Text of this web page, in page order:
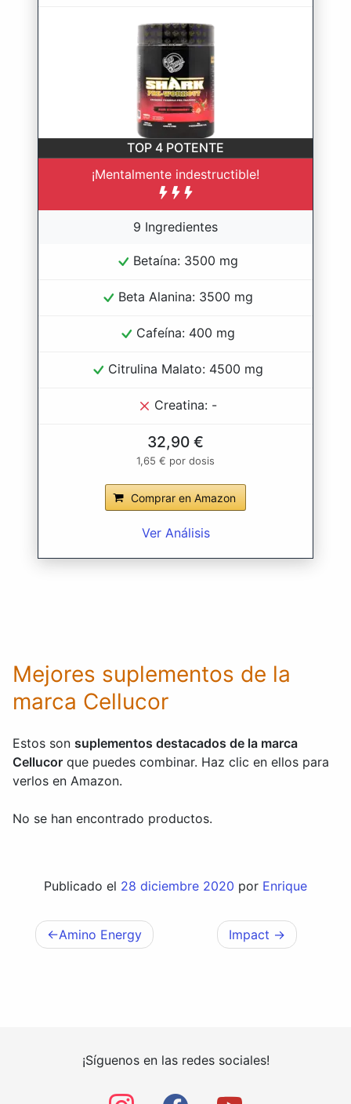
TOP 4 POTENTE
¡Mentalmente indestructible!
9 Ingredientes
Betaína: 3500 mg
Beta Alanina: 3500 mg
Cafeína: 400 mg
Citrulina Malato: 4500 mg
Creatina: -
32,90 €
1,65 € por dosis
Comprar en Amazon
Ver Análisis
Mejores suplementos de la
marca Cellucor
Estos son suplementos destacados de la marca
Cellucor que puedes combinar. Haz clic en ellos para
verlos en Amazon.
No se han encontrado productos.
Publicado el 28 diciembre 2020 por Enrique
Amino Energy Impact
¡Síguenos en las redes sociales!